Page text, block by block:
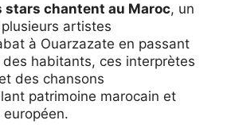
stars chantent au Maroc, un
artistes
à Ouarzazate en passant
des habitants, ces interprètes
des chansons
patrimoine marocain et